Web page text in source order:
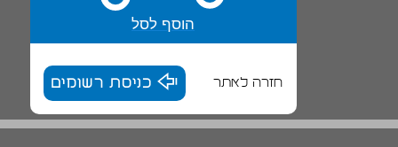
הוסף לסל
חזרה לאתר כניסת רשומים